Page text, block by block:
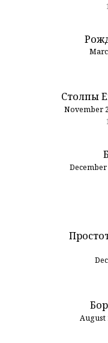
Столпы
November
December
August